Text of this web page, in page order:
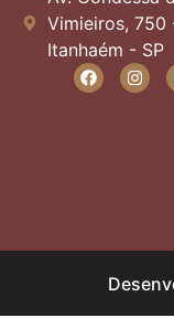
Vimieiros, 750
Itanhaém - SP